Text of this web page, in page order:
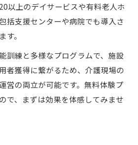
以上のデイサービスや有料老人ホ
括支援センターや病院でも導入さ
す。
訓練と多様なプログラムで、施設
者獲得に繋がるため、介護現場の
営の両立が可能です。無料体験プ
で、まずは効果を体感してみませ